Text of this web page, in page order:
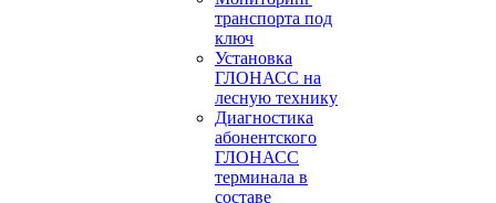
транспорта под
ключ
Установка
ГЛОНАСС на
лесную технику
Диагностика
абонентского
ГЛОНАСС
терминала в
составе